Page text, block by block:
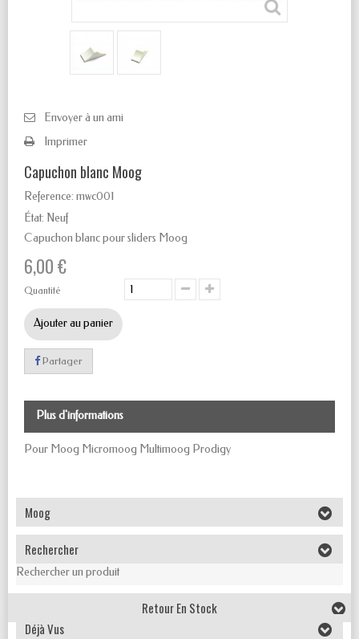
Envoyer à un ami
Imprimer
Capuchon blanc Moog
Reference: mwc001
État: Neuf
Capuchon blanc pour sliders Moog
6,00 €
Quantité
Ajouter au panier
Partager
Plus d'informations
Pour Moog Micromoog Multimoog Prodigy
Moog
Rechercher
Rechercher un produit
Retour En Stock
Déjà Vus